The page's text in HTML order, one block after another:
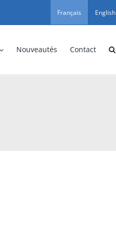
Français English
Nouveautés Contact